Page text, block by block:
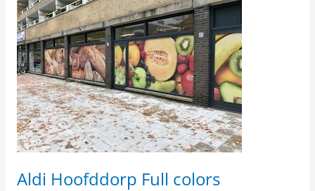
Aldi Hoofddorp Full colors
Hoofddorp
Full
colors